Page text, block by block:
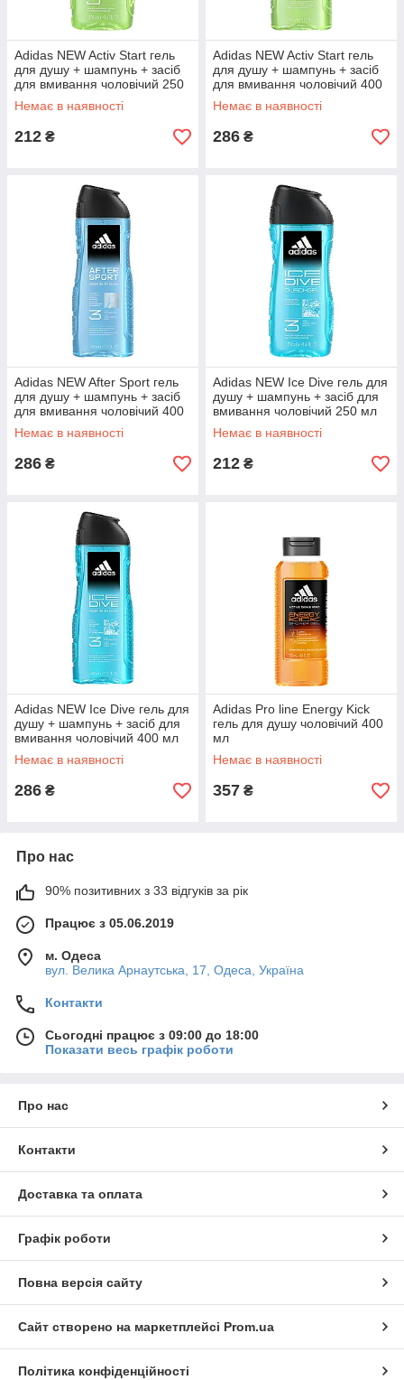
Adidas NEW Activ Start гель
для душу + шампунь + засіб
для вмивання чоловічий 250
мл
Немає в наявності
212 ₴
Adidas NEW Activ Start гель
для душу + шампунь + засіб
для вмивання чоловічий 400
мл
Немає в наявності
286 ₴
Adidas NEW After Sport гель
для душу + шампунь + засіб
для вмивання чоловічий 400
мл
Немає в наявності
286 ₴
Adidas NEW Ice Dive гель для
душу + шампунь + засіб для
вмивання чоловічий 250 мл
Немає в наявності
212 ₴
Adidas NEW Ice Dive гель для
душу + шампунь + засіб для
вмивання чоловічий 400 мл
Немає в наявності
286 ₴
Adidas Pro line Energy Kick
гель для душу чоловічий 400
мл
Немає в наявності
357 ₴
Про нас
90% позитивних з 33 відгуків за рік
Працює з 05.06.2019
м. Одеса
вул. Велика Арнаутська, 17, Одеса, Україна
Контакти
Сьогодні працює з 09:00 до 18:00
Показати весь графік роботи
Про нас
Контакти
Доставка та оплата
Графік роботи
Повна версія сайту
Сайт створено на маркетплейсі Prom.ua
Політика конфіденційності